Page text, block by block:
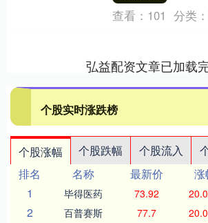
查看： 101 分类：
弘益配资文章已加载
个股实时涨跌榜
个股涨幅 个股跌幅 个股流入
排名
名称 最新价 涨
1
毕得医药 73.92
2 百普赛斯 77.7